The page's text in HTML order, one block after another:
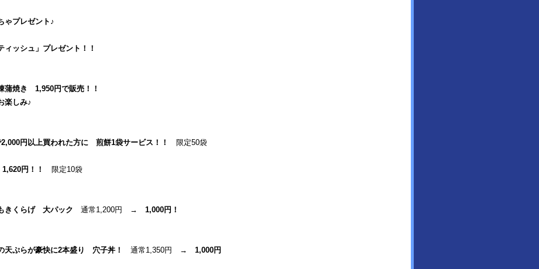
ゃプレゼント♪
ッシュ」プレゼント！！
焼き 1,950円で販売！！
楽しみ♪
円以上買われた方に 煎餅1袋サービス！！ 限定50袋
円！！ 限定10袋
きくらげ 大パック 通常1,200円 → 1,000円！
天ぷらが豪快に2本盛り 穴子丼！ 通常1,350円
→ 1,000円